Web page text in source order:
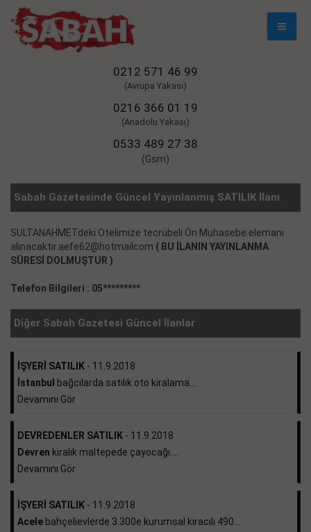
Mobil
0212 571 46 99
(Avrupa Yakası)
0216 366 01 19
(Anadolu Yakası)
0533 489 27 38
(Gsm)
Sabah Gazetesinde Güncel Yayınlanmış SATILIK İlanı
SULTANAHMETdeki Otelimize tecrübeli Ön Muhasebe elemanı
alınacaktır.aefe62@hotmailcom ( BU İLANIN YAYINLANMA
SÜRESİ DOLMUŞTUR )
Telefon Bilgileri : 05*********
Diğer Sabah Gazetesi Güncel İlanlar
İŞYERİ SATILIK - 11.9.2018
İstanbul
bağcılarda satılık oto kiralama...
Devamını Gör
DEVREDENLER SATILIK - 11.9.2018
Devren kiralık maltepede çayocağı....
Devamını Gör
İŞYERİ SATILIK - 11.9.2018
Acele bahçelievlerde 3.300e kurumsal kiracılı 490...